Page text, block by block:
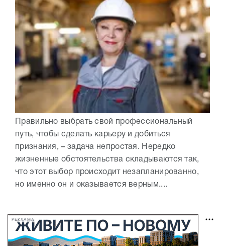
Правильно выбрать свой профессиональный
путь, чтобы сделать карьеру и добиться
признания, – задача непростая. Нередко
жизненные обстоятельства складываются так,
что этот выбор происходит незапланированно,
но именно он и оказывается верным....
РЕКЛАМА